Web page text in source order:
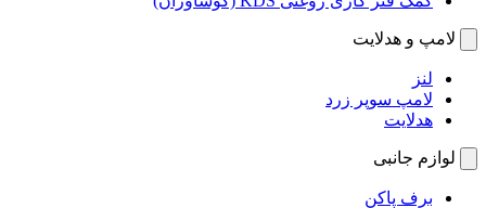
لامپ و هدلایت
لنز
لامپ سوپر زرد
هدلایت
لوازم جانبی
برف پاکن